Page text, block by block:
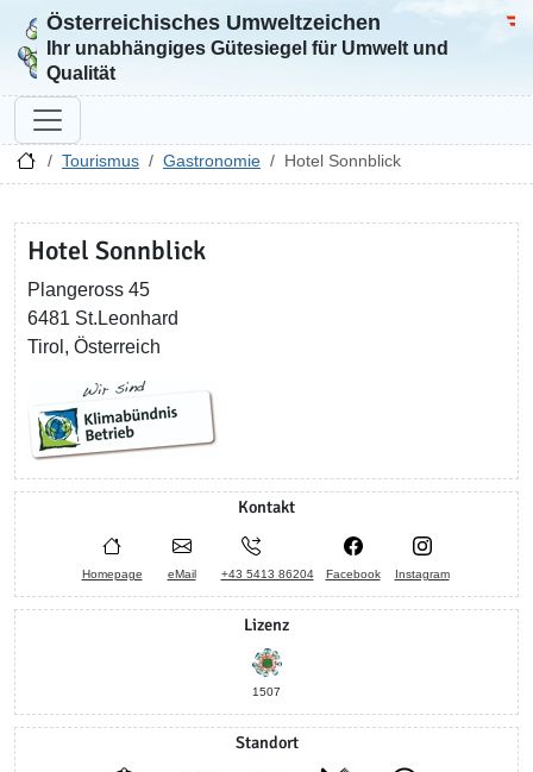
Zur Startseite
Österreichisches Umweltzeichen
Ihr unabhängiges Gütesiegel für Umwelt und
Qualität
Tourismus Gastronomie Hotel Sonnblick
Hotel Sonnblick
Plangeross 45
6481 St.Leonhard
Tirol, Österreich
Kontakt
Homepage eMail +43 5413 86204 Facebook Instagram
Lizenz
1507
Standort